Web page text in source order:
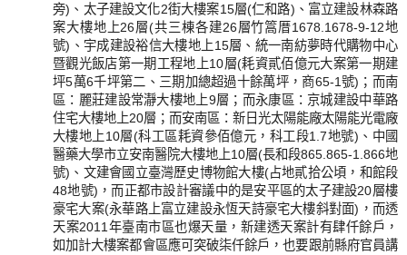
旁)、太子建設文化2街大樓案15層(仁和路)、富立建設林森路
案大樓地上26層(共三棟各建26層竹篙厝1678.1678-9-12地
號)、宇成建設裕信大樓地上15層、統一南紡夢時代購物中心
暨觀光飯店第一期工程地上10層(耗資貳佰億元大案第一期建
坪5萬6千坪第二、三期加總超過十餘萬坪，商65-1號)；而南
區：麗莊建設常瀞大樓地上9層；而永康區：京城建設中華路
住宅大樓地上20層；而安南區：新日光太陽能廠太陽能光電廠
大樓地上10層(科工區耗資參佰億元，科工段1.7地號)、中國
醫藥大學市立安南醫院大樓地上10層(長和段865.865-1.866地
號)、文建會國立臺灣歷史博物館大樓(占地貳拾公頃，和館段
48地號)，而正都市設計審議中的是安平區的太子建設20層樓
豪宅大案(永華路上富立建設永恆天詩豪宅大樓斜對面)，而透
天案2011年臺南市區也爆天量，新建透天案計有肆仟餘戶，
如加計大樓案都會區應可突破柒仟餘戶，也要跟前縣府官員講